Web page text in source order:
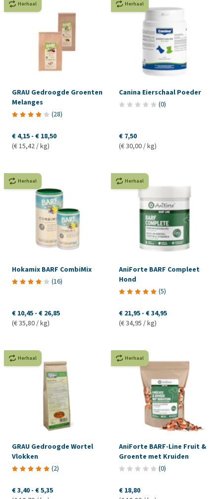
Herhaal
GRAU Gedroogde Groenten
Melanges
(28)
€ 4,15 - € 18,50
(€ 15,42 / kg)
Herhaal
Canina Eierschaal Poeder
(0)
€ 7,50
(€ 30,00 / kg)
Herhaal
Hokamix BARF CombiMix
(16)
€ 10,45 - € 26,85
(€ 35,80 / kg)
Herhaal
AniForte BARF Compleet
Hond
(5)
€ 21,95 - € 34,95
(€ 34,95 / kg)
Herhaal
GRAU Gedroogde Wortel
Vlokken
(2)
€ 3,40 - € 5,35
Herhaal
AniForte BARF-Line Fruit &
Groente met Kruiden
(0)
€ 18,80